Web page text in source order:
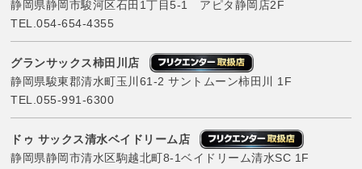
静岡県静岡市駿河区石田1丁目5-1 アピタ静岡店2F
TEL.054-654-4355
グランサックス柿田川店
静岡県駿東郡清水町玉川61-2 サントムーン柿田川 1F
TEL.055-991-6300
ドゥ サックス清水ベイドリーム店
静岡県静岡市清水区駒越北町8-1ベイドリーム清水SC 1F